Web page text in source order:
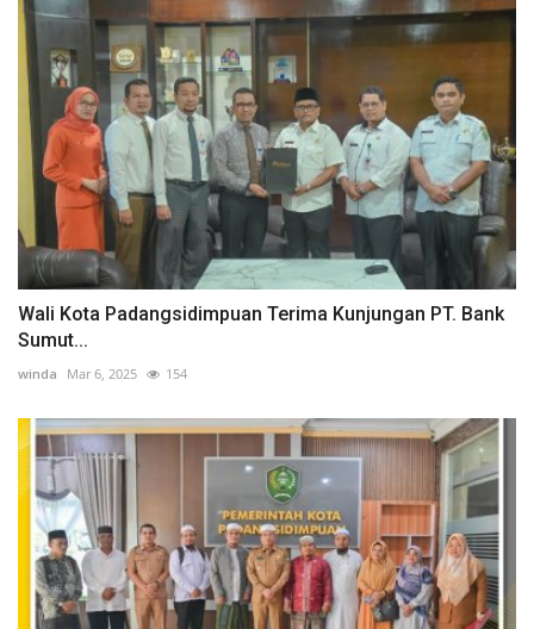
Wali Kota Padangsidimpuan Terima Kunjungan PT. Bank
Sumut...
winda Mar 6, 2025 154